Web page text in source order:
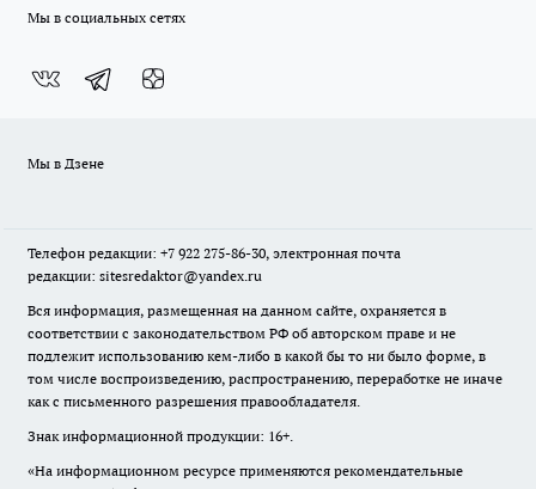
Мы в социальных сетях
Мы в Дзене
Телефон редакции: +7 922 275-86-30, электронная почта
редакции: sitesredaktor@yandex.ru
Вся информация, размещенная на данном сайте, охраняется в
соответствии с законодательством РФ об авторском праве и не
подлежит использованию кем-либо в какой бы то ни было форме, в
том числе воспроизведению, распространению, переработке не иначе
как с письменного разрешения правообладателя.
Знак информационной продукции: 16+.
«На информационном ресурсе применяются рекомендательные